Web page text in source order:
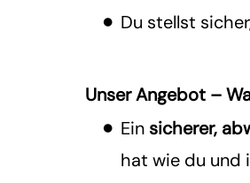
Du stellst
Unser Angebot –
Ein sicherer,
hat wie du und